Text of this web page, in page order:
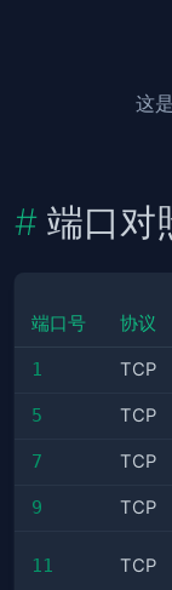
这
端口对
端口号 协议
1 TCP
5 TCP
7 TCP
9 TCP
11 TCP